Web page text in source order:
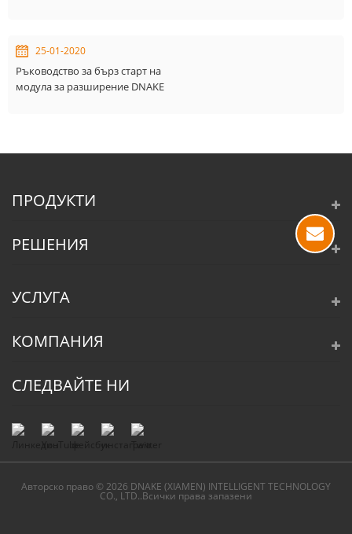
25-01-2020
Ръководство за бърз старт на
модула за разширение DNAKE
ПРОДУКТИ
РЕШЕНИЯ
УСЛУГА
КОМПАНИЯ
СЛЕДВАЙТЕ НИ
Авторско право © 2026 DNAKE (XIAMEN) INTELLIGENT TECHNOLOGY
CO., LTD..Всички права запазени